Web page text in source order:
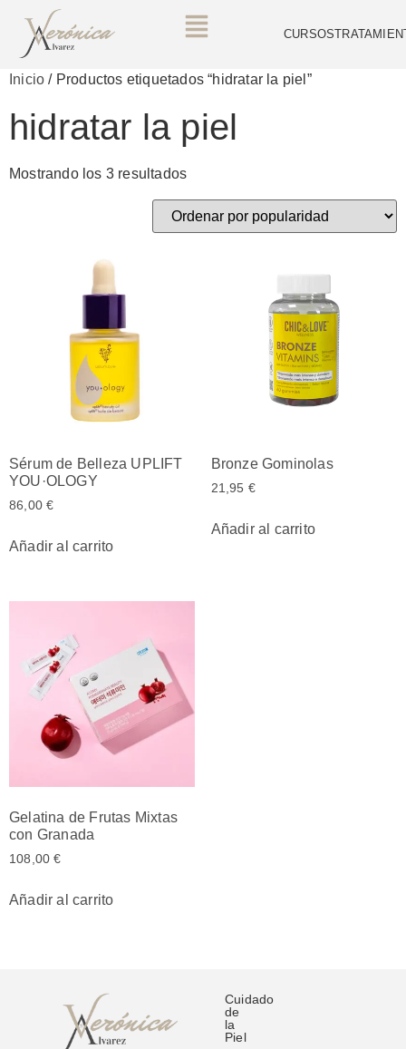
CURSOS
Inicio / Productos etiquetados “hidratar la piel”
hidratar la piel
Mostrando los 3 resultados
Sérum de Belleza UPLIFT
YOU·OLOGY
86,00€
Añadir al carrito
Bronze Gominolas
21,95 €
Añadir al carrito
Gelatina de Frutas Mixtas
con Granada
108,00€
Añadir al carrito
Cuidado
de
la
Piel